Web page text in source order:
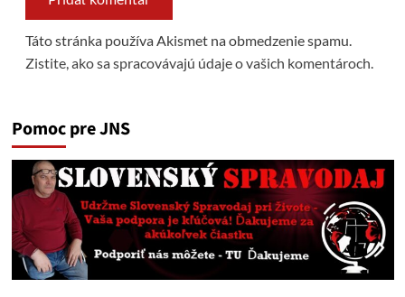
Táto stránka používa Akismet na obmedzenie spamu.
Zistite, ako sa spracovávajú údaje o vašich komentároch.
Pomoc pre JNS